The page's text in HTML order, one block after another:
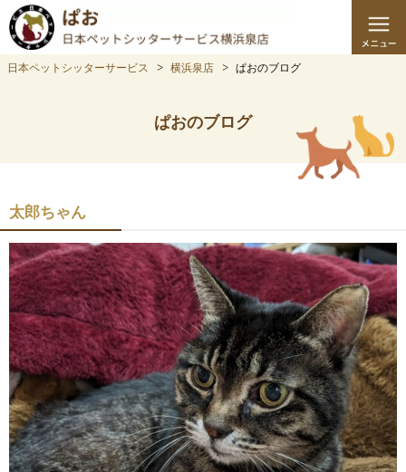
日本ペットシッターサービス 横浜泉店 ぱおのブログ
ぱおのブログ
太郎ちゃん